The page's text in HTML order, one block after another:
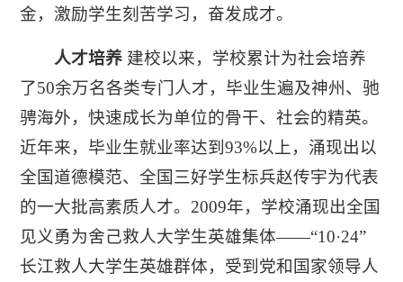
金，激励学生刻苦学习，奋发成才。
人才培养 建校以来，学校累计为社会培养
了50余万名各类专门人才，毕业生遍及神州、驰
骋海外，快速成长为单位的骨干、社会的精英。
近年来，毕业生就业率达到93%以上，涌现出以
全国道德模范、全国三好学生标兵赵传宇为代表
的一大批高素质人才。2009年，学校涌现出全国
见义勇为舍己救人大学生英雄集体——“10·24”
长江救人大学生英雄群体，受到党和国家领导人